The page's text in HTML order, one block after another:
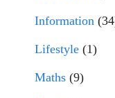
Information
Lifestyle (1)
Maths (9)